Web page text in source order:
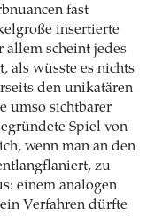
fast
insertierte
allem scheint jedes
als wüsste es nichts
den unikatären
umso sichtbarer
Spiel von
wenn man an den
zu
einem analogen
ein Verfahren dürfte